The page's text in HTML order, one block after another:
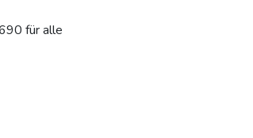
für alle